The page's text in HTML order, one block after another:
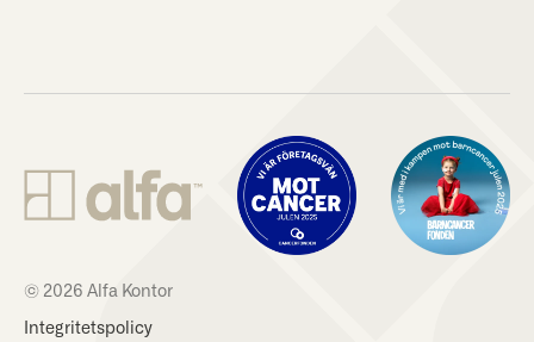
© 2026 Alfa Kontor
Integritetspolicy